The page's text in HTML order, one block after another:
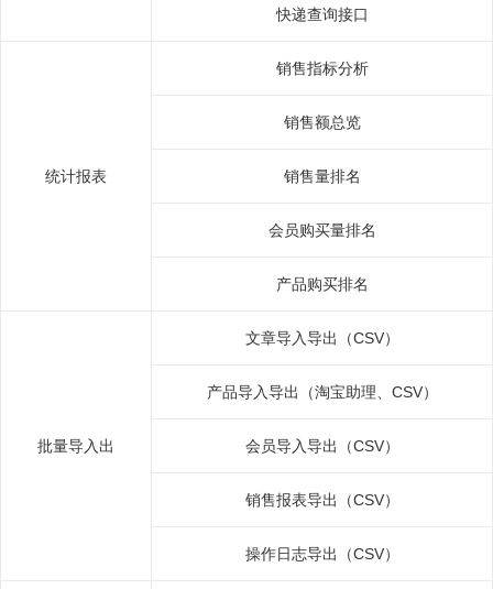
快递查询接口
统计报表
销售指标分析
销售额总览
销售量排名
会员购买量排名
产品购买排名
批量导入出
文章导入导出（CSV）
产品导入导出（淘宝助理、CSV）
会员导入导出（CSV）
销售报表导出（CSV）
操作日志导出（CSV）